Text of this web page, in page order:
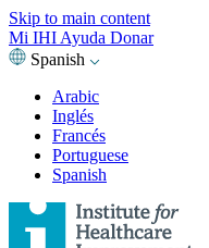
Skip to main content
Mi IHI Ayuda Donar
Spanish
Arabic
Inglés
Francés
Portuguese
Spanish